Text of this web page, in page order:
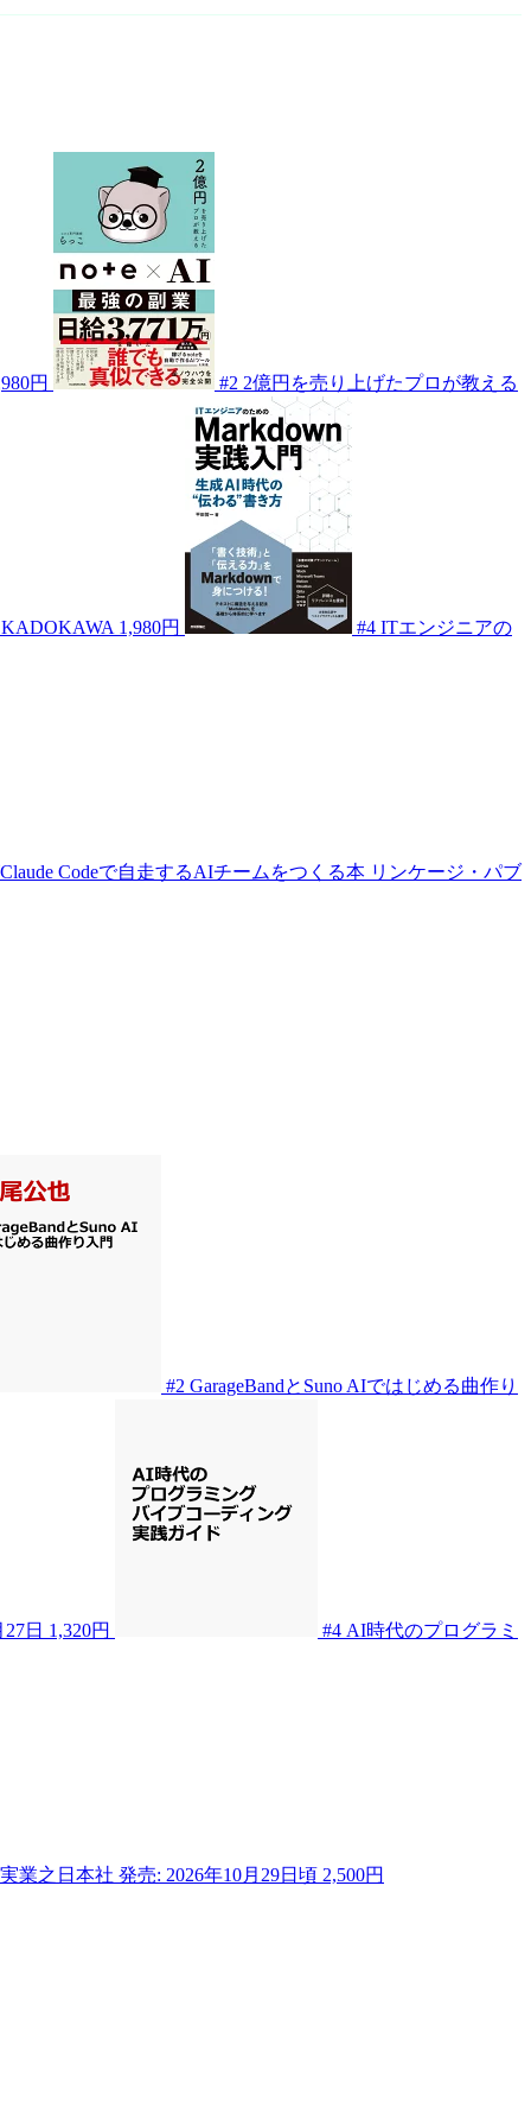
円 #2 2億円を売り上げたプロが教える
KADOKAWA 1,980円 #4 ITエンジニアの
Codeで自走するAIチームをつくる本 リンケージ・パブ
#2 GarageBandとSuno AIではじめる曲作り
日 1,320円 #4 AI時代のプログラミ
実業之日本社 発売: 2026年10月29日頃 2,500円